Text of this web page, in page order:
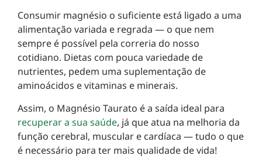
Consumir magnésio o suficiente está ligado a uma
alimentação variada e regrada — o que nem
sempre é possível pela correria do nosso
cotidiano. Dietas com pouca variedade de
nutrientes, pedem uma suplementação de
aminoácidos e vitaminas e minerais.
Assim, o Magnésio Taurato é a saída ideal para
recuperar a sua saúde, já que atua na melhoria da
função cerebral, muscular e cardíaca — tudo o que
é necessário para ter mais qualidade de vida!